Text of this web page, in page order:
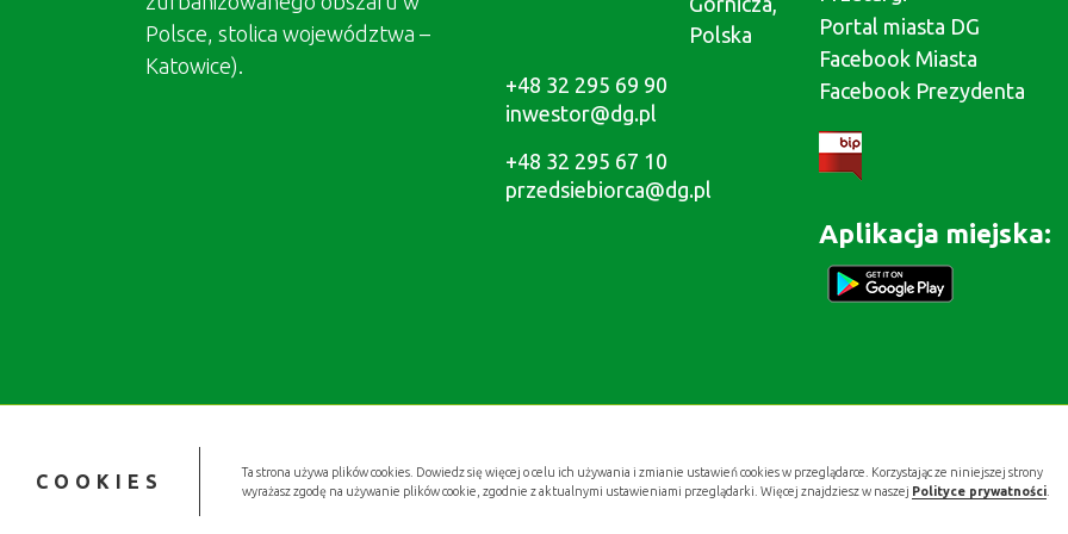
COOKIES
Ta strona używa plików cookies. Dowiedz się więcej o celu ich używania i zmianie ustawień cookies w przeglądarce. Korzystając ze niniejszej strony
wyrażasz zgodę na używanie plików cookie, zgodnie z aktualnymi ustawieniami przeglądarki. Więcej znajdziesz w naszej Polityce prywatności
Polsce, stolica województwa –
Katowice).
Polska
+48 32 295 69 90
inwestor@dg.pl
+48 32 295 67 10
przedsiebiorca@dg.pl
Portal miasta DG
Facebook Miasta
Facebook Prezydenta
Aplikacja miejska: